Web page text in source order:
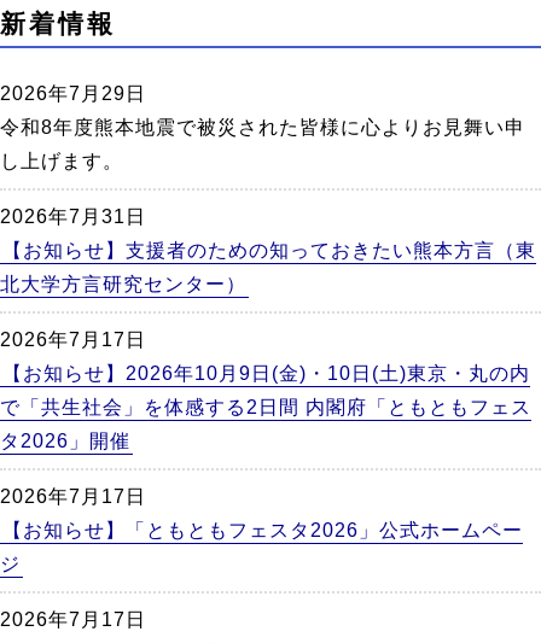
こ
こ
ら
新着情報
2026年7月29日
令和8年度熊本地震で被災された皆様に心よりお見舞い申
し上げます。
2026年7月31日
【お知らせ】支援者のための知っておきたい熊本方言（東
北大学方言研究センター）
2026年7月17日
【お知らせ】2026年10月9日(金)・10日(土)東京・丸の内
で「共生社会」を体感する2日間 内閣府「ともともフェス
タ2026」開催
2026年7月17日
【お知らせ】「ともともフェスタ2026」公式ホームペー
ジ
2026年7月17日